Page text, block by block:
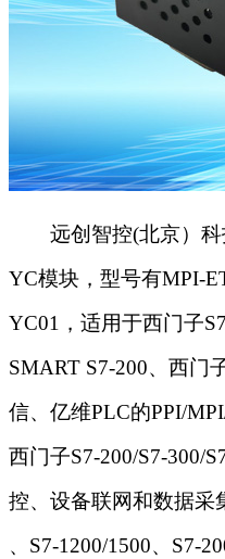
远创智控(北京）
YC模块，型号有MPI-
YC01，适用于西门子
SMART S7-200、西门
信、亿维PLC的PPI/
西门子S7-200/S7-300/
控、设备联网和数据采
、S7-1200/1500、S7-